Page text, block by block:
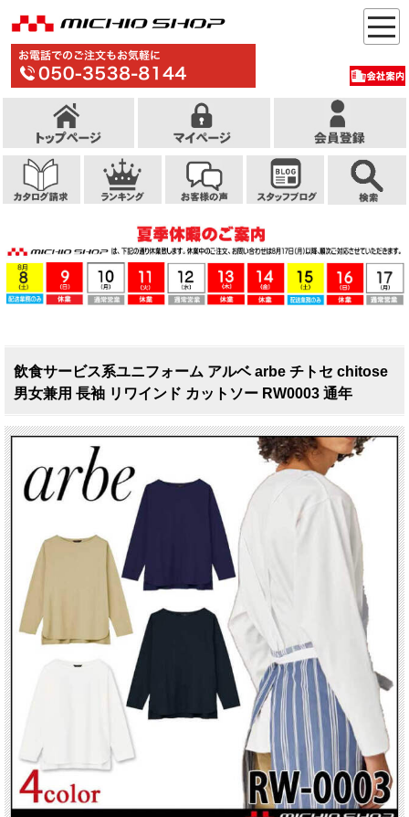
飲食サービス系ユニフォーム アルベ arbe チトセ chitose
男女兼用 長袖 リワインド カットソー RW0003 通年